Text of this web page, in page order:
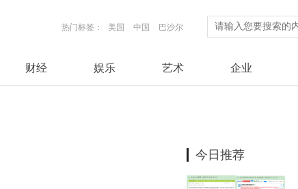
热门标签： 美国 中国 巴沙尔
财经 娱乐 艺术 企业
今日推荐